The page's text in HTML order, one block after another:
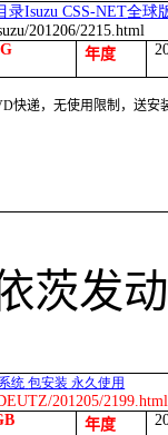
录Isuzu CSS-NET全球
201206/2215.html
年度
快递，无使用限制，送安
茨发
统 包安装 永久使用
201205/2199.html
年度